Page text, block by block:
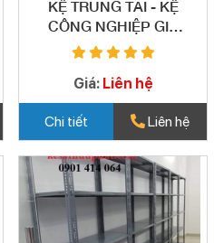
KỆ TRUNG TẢI - KỆ
CÔNG NGHIỆP GIÁ
RẺ QUẬN BÌNH TÂN -
Giá: Liên hệ
Chi tiết Liên hệ